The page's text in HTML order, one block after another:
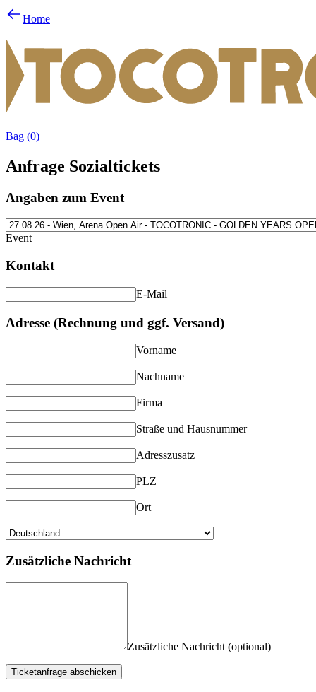
Home
Bag (0)
Anfrage Sozialtickets
Angaben zum Event
Event
Kontakt
E-Mail
Adresse (Rechnung und ggf. Versand)
Vorname
Nachname
Firma
Straße und Hausnummer
Adresszusatz
PLZ
Ort
Zusätzliche Nachricht
Zusätzliche Nachricht (optional)
Ticketanfrage abschicken